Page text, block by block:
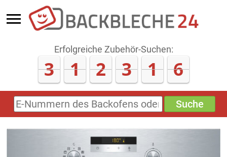
Erfolgreiche Zubehör-Suchen:
3 1 2 3 1 6
E-
Nummern
Suche